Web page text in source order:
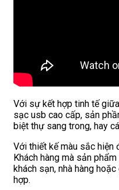
Với sự kết hợp tinh tế
sạc usb cao cấp, sản
biệt thự sang trong, hay
Với thiết kế màu sắc hiện
Khách hàng mà sản
khách sạn, nhà hàng
hợp.